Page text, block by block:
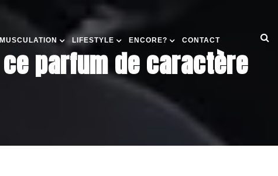
LIFESTYLE ENCORE? CONTACT
parfum de caractère